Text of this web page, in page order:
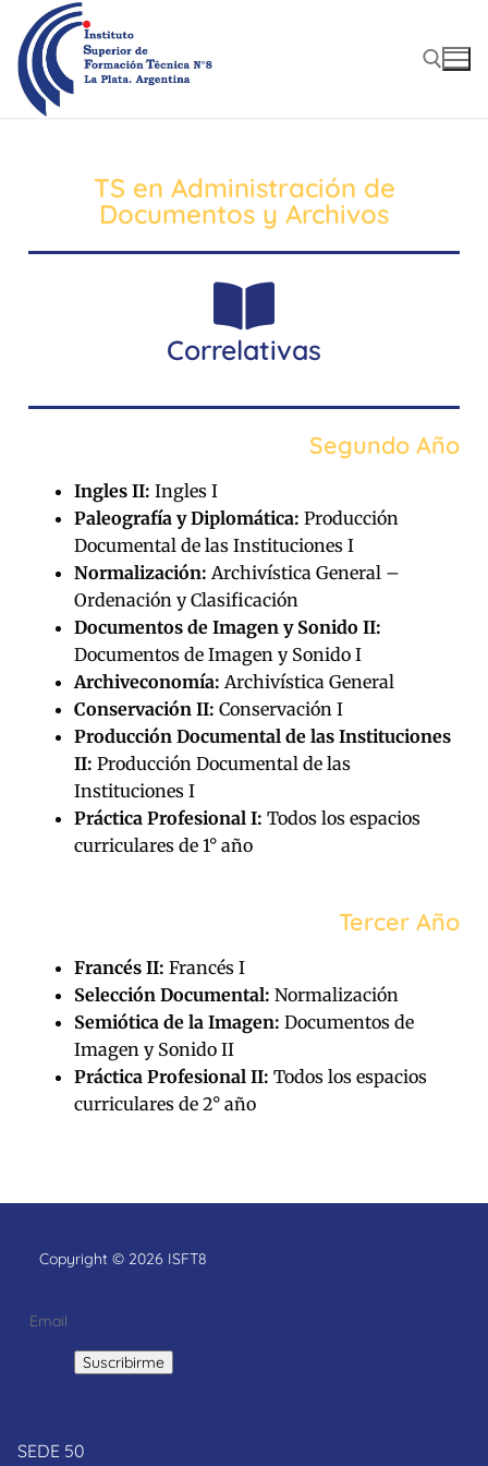
TS en Administración de
Documentos y Archivos
Correlativas
Segundo Año
Ingles II: Ingles I
Paleografía y Diplomática: Producción
Documental de las Instituciones I
Normalización: Archivística General –
Ordenación y Clasificación
Documentos de Imagen y Sonido II:
Documentos de Imagen y Sonido I
Archiveconomía: Archivística General
Conservación II: Conservación I
Producción Documental de las Instituciones
II: Producción Documental de las
Instituciones I
Práctica Profesional I: Todos los espacios
curriculares de 1° año
Tercer Año
Francés II: Francés I
Selección Documental: Normalización
Semiótica de la Imagen: Documentos de
Imagen y Sonido II
Práctica Profesional II: Todos los espacios
curriculares de 2° año
Copyright © 2026 ISFT8
SEDE 50